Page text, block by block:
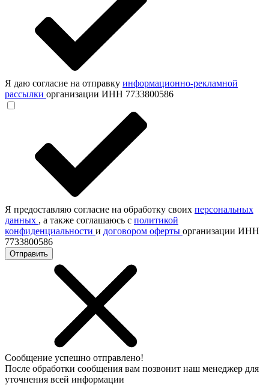
Я даю согласие на отправку информационно-рекламной
рассылки организации ИНН 7733800586
Я предоставляю согласие на обработку своих персональных
данных , а также соглашаюсь с политикой
конфиденциальности и договором оферты организации ИНН
7733800586
Отправить
Сообщение успешно отправлено!
После обработки сообщения вам позвонит наш менеджер для
уточнения всей информации